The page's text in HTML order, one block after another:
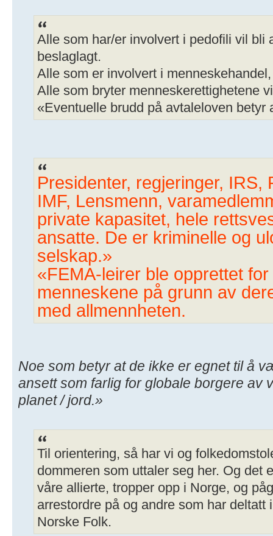
Alle som har/er involvert i pedofili vil bli
beslaglagt.
Alle som er involvert i
Alle som bryter menneskerettighetene
«Eventuelle brudd på avtaleloven betyr
Presidenter, regjeringer, IRS,
IMF, Lensmenn,
private kapasitet, hele
ansatte. De er kriminelle og
selskap.»
«FEMA-leirer ble opprettet
menneskene på grunn av
med allmennheten.
Noe som betyr at de ikke er egnet til å
ansett som farlig for globale borgere av
planet / jord.»
Til orientering, så har vi og
dommeren som uttaler seg her. Og det
våre allierte, tropper opp i Norge, og
arrestordre på og andre som har
Norske Folk.